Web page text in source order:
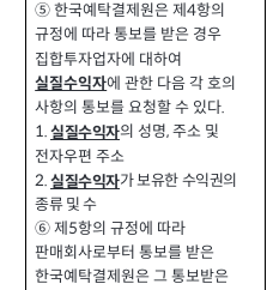
⑤ 한국예탁결제원은 제4항의
규정에 따라 통보를 받은 경우
집합투자업자에 대하여
실질수익자에 관한 다음 각 호의
사항의 통보를 요청할 수 있다.
1.실질수익자의 성명,주소 및
전자우편 주소
2.실질수익자가 보유한 수익권의
종류 및 수
⑥ 제 5항의 규정에 따라
판매회사로부터 통보를 받은
한국예탁결제원은 그 통보받은